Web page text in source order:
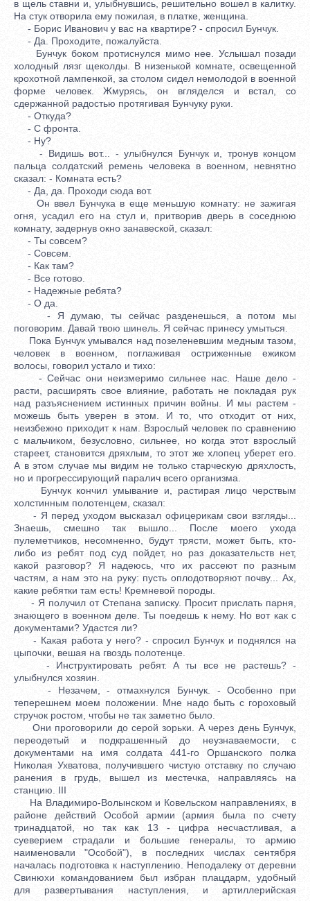
в щель ставни и, улыбнувшись, решительно вошел в калитку.
На стук отворила ему пожилая, в платке, женщина.
- Борис Иванович у вас на квартире? - спросил Бунчук.
- Да. Проходите, пожалуйста.
Бунчук боком протиснулся мимо нее. Услышал позади
холодный лязг щеколды. В низенькой комнате, освещенной
крохотной лампенкой, за столом сидел немолодой в военной
форме человек. Жмурясь, он вгляделся и встал, со
сдержанной радостью протягивая Бунчуку руки.
- Откуда?
- С фронта.
- Ну?
- Видишь вот... - улыбнулся Бунчук и, тронув концом
пальца солдатский ремень человека в военном, невнятно
сказал: - Комната есть?
- Да, да. Проходи сюда вот.
Он ввел Бунчука в еще меньшую комнату: не зажигая
огня, усадил его на стул и, притворив дверь в соседнюю
комнату, задернув окно занавеской, сказал:
- Ты совсем?
- Совсем.
- Как там?
- Все готово.
- Надежные ребята?
- О да.
- Я думаю, ты сейчас разденешься, а потом мы
поговорим. Давай твою шинель. Я сейчас принесу умыться.
Пока Бунчук умывался над позеленевшим медным тазом,
человек в военном, поглаживая остриженные ежиком
волосы, говорил устало и тихо:
- Сейчас они неизмеримо сильнее нас. Наше дело -
расти, расширять свое влияние, работать не покладая рук
над разъяснением истинных причин войны. И мы растем -
можешь быть уверен в этом. И то, что отходит от них,
неизбежно приходит к нам. Взрослый человек по сравнению
с мальчиком, безусловно, сильнее, но когда этот взрослый
стареет, становится дряхлым, то этот же хлопец уберет его.
А в этом случае мы видим не только старческую дряхлость,
но и прогрессирующий паралич всего организма.
Бунчук кончил умывание и, растирая лицо черствым
холстинным полотенцем, сказал:
- Я перед уходом высказал офицерикам свои взгляды...
Знаешь, смешно так вышло... После моего ухода
пулеметчиков, несомненно, будут трясти, может быть, кто-
либо из ребят под суд пойдет, но раз доказательств нет,
какой разговор? Я надеюсь, что их рассеют по разным
частям, а нам это на руку: пусть оплодотворяют почву... Ах,
какие ребятки там есть! Кремневой породы.
- Я получил от Степана записку. Просит прислать парня,
знающего в военном деле. Ты поедешь к нему. Но вот как с
документами? Удастся ли?
- Какая работа у него? - спросил Бунчук и поднялся на
цыпочки, вешая на гвоздь полотенце.
- Инструктировать ребят. А ты все не растешь? -
улыбнулся хозяин.
- Незачем, - отмахнулся Бунчук. - Особенно при
теперешнем моем положении. Мне надо быть с гороховый
стручок ростом, чтобы не так заметно было.
Они проговорили до серой зорьки. А через день Бунчук,
переодетый и подкрашенный до неузнаваемости, с
документами на имя солдата 441-го Оршанского полка
Николая Ухватова, получившего чистую отставку по случаю
ранения в грудь, вышел из местечка, направляясь на
станцию. III
На Владимиро-Волынском и Ковельском направлениях, в
районе действий Особой армии (армия была по счету
тринадцатой, но так как 13 - цифра несчастливая, а
суеверием страдали и большие генералы, то армию
наименовали "Особой"), в последних числах сентября
началась подготовка к наступлению. Неподалеку от деревни
Свинюхи командованием был избран плацдарм, удобный
для развертывания наступления, и артиллерийская